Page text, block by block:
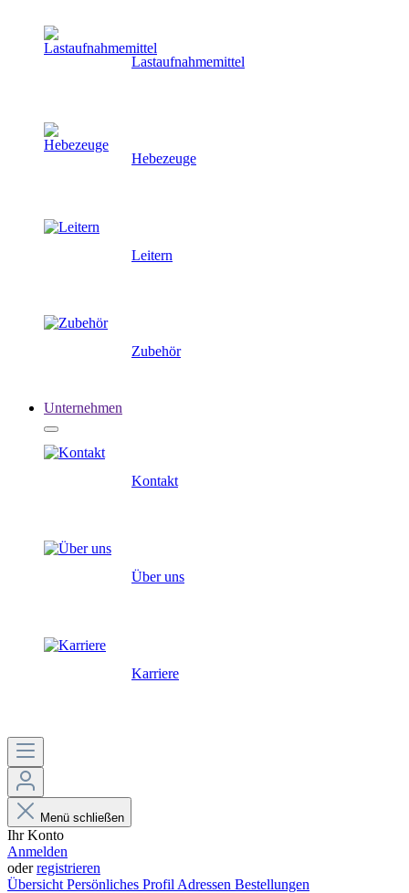
Lastaufnahmemittel
Hebezeuge
Leitern
Zubehör
Unternehmen
Kontakt
Über uns
Karriere
Menü schließen
Ihr Konto
Anmelden
oderregistrieren
Übersicht Persönliches Profil Adressen Bestellungen